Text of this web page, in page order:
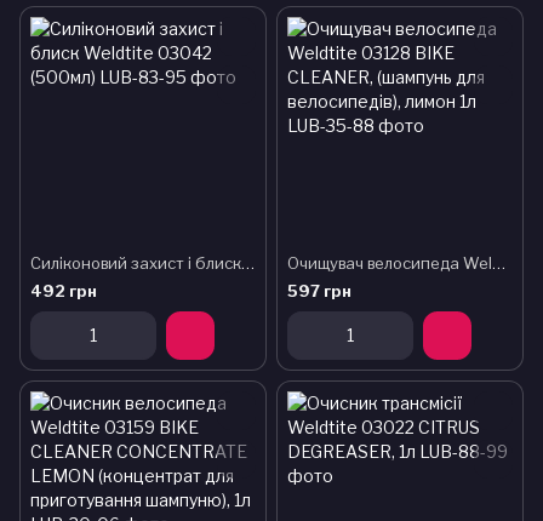
Силіконовий захист і блиск Weldtite 03042 (500мл)
492 грн
Очищувач велосипеда Weldtite 03128 BIKE CLEANER, (шампунь для велосипедів), лимон 1л
597 грн